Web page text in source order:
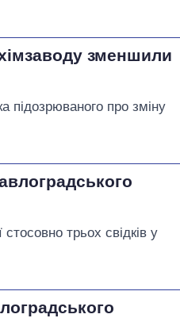
зменшили
підозрюваного про зміну
трьох свідків у